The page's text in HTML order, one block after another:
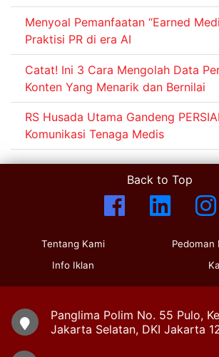
Menyoal Pemanfaatan “Earned
Praktisi PR di era AI
Catat! Ini 3 Cara Mengolah Data
Konten Yang Menarik dan Bernilai
RS Husada Utama Gandeng
Komunikasi Tenaga Medis
Back to Top
Tentang Kami
Info Iklan
Pedoman
Panglima Polim No. 55 Pulo,
Jakarta Selatan, DKI Jakarta